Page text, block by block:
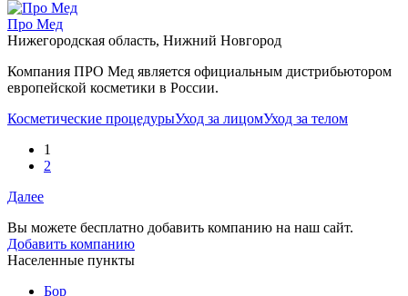
Про Мед
Нижегородская область, Нижний Новгород
Компания ПРО Мед является официальным дистрибьютором
европейской косметики в России.
Косметические процедурыУход за лицомУход за телом
1
2
Далее
Вы можете бесплатно добавить компанию на наш сайт.
Добавить компанию
Населенные пункты
Бор